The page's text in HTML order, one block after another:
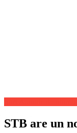
STB are un